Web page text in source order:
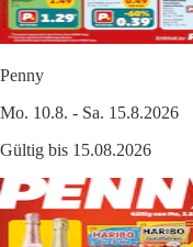
Penny
Mo. 10.8. - Sa. 15.8.2026
Gültig bis 15.08.2026